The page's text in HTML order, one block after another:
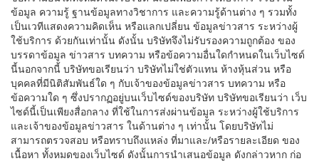
ข้อมูล ความรู้ ฐานข้อมูลทางวิชาการ และความรู้ด้านต่าง ๆ รวมทั้ง
เป็นเวทีแสดงความคิดเห็น หรือแลกเปลี่ยน ข้อมูลข่าวสาร ระหว่างผู้
ใช้บริการ ด้วยกันเท่านั้น ดังนั้น บริษัทจึงไม่รับรองความถูกต้อง ของ
บรรดาข้อมูล ข่าวสาร บทความ หรือข้อความอื่นใดกำหนดในเว็บไซด์
นี้นอกจากนี้ บริษัทขอเรียนว่า บริษัทไม่ใช่ตัวแทน ห้างหุ้นส่วน หรือ
บุคคลที่มีนิติสัมพันธ์ใด ๆ กับเจ้าของข้อมูลข่าวสาร บทความ หรือ
ข้อความใด ๆ ซึ่งปรากฏอยู่บนเว็บไซด์ของบริษัท บริษัทขอเรียนว่า เว็บ
ไซด์นี้เป็นเพียงสื่อกลาง ที่ใช้ในการส่งผ่านข้อมูล ระหว่างผู้ใช้บริการ
และเจ้าของข้อมูลข่าวสาร ในด้านต่าง ๆ เท่านั้น โดยบริษัทไม่
สามารถตรวจสอบ หรือทราบถึงแหล่ง ที่มาและ/หรือรายละเอียด ของ
เนื้อหา ทั้งหมดของเว็บไซด์ ดังนั้นการนำเสนอข้อมูล ดังกล่าวหาก ก่อ